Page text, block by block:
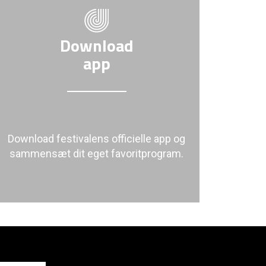
Download
app
Download festivalens officielle app og
sammensæt dit eget favoritprogram.